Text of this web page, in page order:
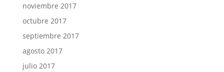
noviembre 2017
octubre 2017
septiembre 2017
agosto 2017
julio 2017